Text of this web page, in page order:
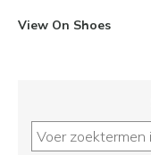
View On Shoes